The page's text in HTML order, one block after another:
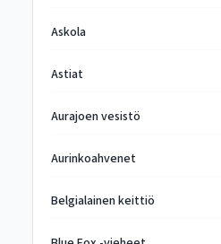
Askola
Astiat
Aurajoen vesistö
Aurinkoahvenet
Belgialainen keittiö